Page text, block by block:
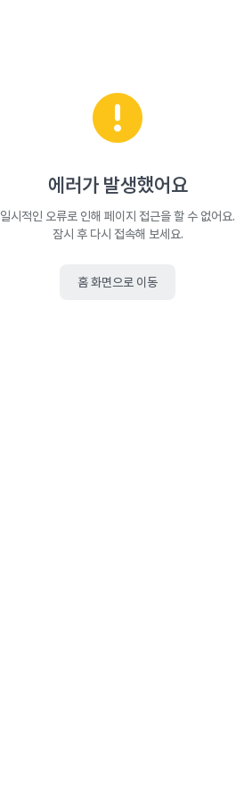
에러가 발생했어요
일시적인 오류로 인해 페이지 접근을 할 수 없어요.
잠시 후 다시 접속해 보세요.
홈 화면으로 이동